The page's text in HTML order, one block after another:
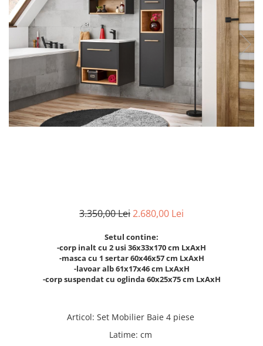
Oferte speciale
Banchete
Sezlong living
3.350,00 Lei2.680,00 Lei
Setul contine:
-corp inalt cu 2 usi 36x33x170 cm LxAxH
-masca cu 1 sertar 60x46x57 cm LxAxH
-lavoar alb 61x17x46 cm LxAxH
-corp suspendat cu oglinda 60x25x75 cm LxAxH
Articol: Set Mobilier Baie 4 piese
Latime: cm